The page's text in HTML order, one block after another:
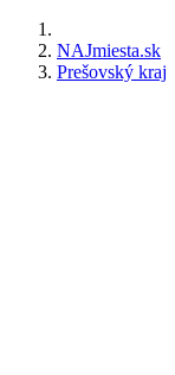
NAJmiesta.sk
Prešovský kraj